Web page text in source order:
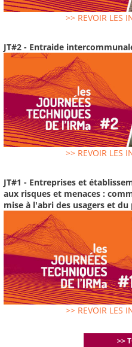
>> REVOIR LES
JT#2 - Entraide
>> REVOIR LES
JT#1 - Entreprises et
aux risques et menaces :
mise à l'abri des usagers et du
>> REVOIR LES
>>